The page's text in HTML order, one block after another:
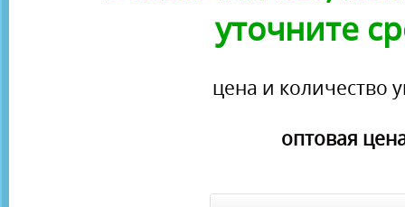
уточните
цена и количество
оптовая